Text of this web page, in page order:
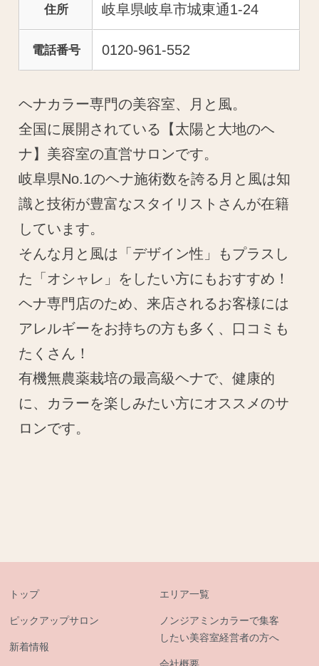
住所 岐阜県岐阜市城東通1-24
電話番号 0120-961-552
ヘナカラー専門の美容室、月と風。
全国に展開されている【太陽と大地のヘ
ナ】美容室の直営サロンです。
岐阜県No.1のヘナ施術数を誇る月と風は知
識と技術が豊富なスタイリストさんが在籍
しています。
そんな月と風は「デザイン性」もプラスし
た「オシャレ」をしたい方にもおすすめ！
ヘナ専門店のため、来店されるお客様には
アレルギーをお持ちの方も多く、口コミも
たくさん！
有機無農薬栽培の最高級ヘナで、健康的
に、カラーを楽しみたい方にオススメのサ
ロンです。
トップ
ピックアップサロン
新着情報
エリア一覧
ノンジアミンカラーで集客
したい美容室経営者の方へ
会社概要